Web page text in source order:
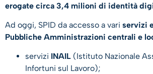
erogate circa 3,4 milioni di identità
Ad oggi, SPID da accesso a vari servizi
Pubbliche Amministrazioni centrali e
servizi INAIL (Istituto Nazionale
Infortuni sul Lavoro);